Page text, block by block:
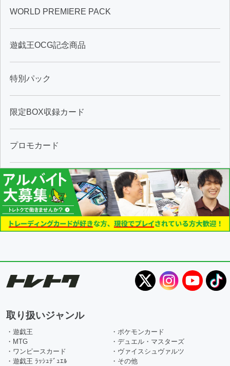
WORLD PREMIERE PACK
遊戯王OCG記念商品
特別パック
限定BOX収録カード
プロモカード
取り扱いジャンル
・遊戯王
・ポケモンカード
・MTG
・デュエル・マスターズ
・ワンピースカード
・ヴァイスシュヴァルツ
・遊戯王 ﾗｯｼｭﾃﾞｭｴﾙ
・その他